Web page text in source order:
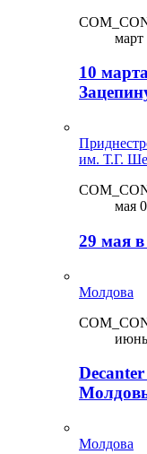
март
10
им. Т.Г.
мая
29 мая
Молдова
Молдова